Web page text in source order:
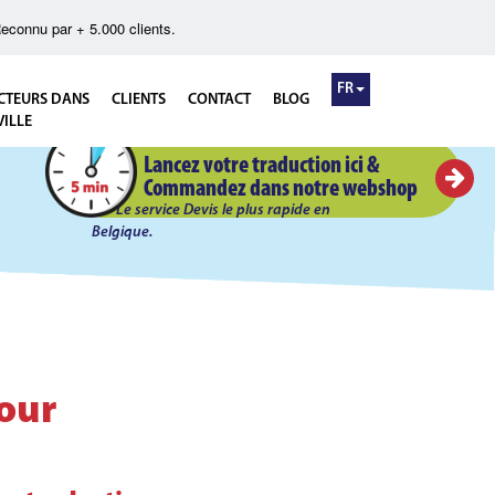
par + 5.000 clients.
DANS
CLIENTS CONTACT BLOG
FR
Lancez votre traduction ici &
Commandez dans notre webshop
Le service Devis le plus rapide en
Belgique.